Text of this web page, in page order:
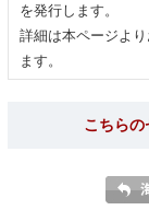
を発行します。
詳細は本ページよ
ます。
こちらの